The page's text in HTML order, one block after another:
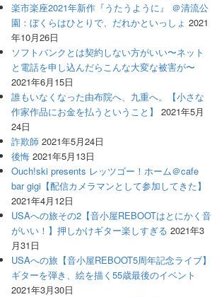
楽市楽座2021年新作『うたうように』 ＠清流公
園：ぼくらはひとりで、だれかといっしょ 2021
年10月26日
ソフトバンクとは契約しない方がいい〜ネット
と電話を申し込んだらこんな大変な被害が〜
2021年6月15日
誰もいなくなった由布院へ、九重へ。【小さな
作家作品にお金を払うということ】
2021年5月
24日
詐欺師 2021年5月24日
後悔 2021年5月13日
Ouch!ski presents レッツゴー！ホーム＠cafe
bar gigi【配信カメラマンとして参加してきた】
2021年4月12日
USAへの旅その2【音小屋REBOOTはとにかく音
がいい！】押しかけギター楽しすぎる 2021年3
月31日
USAへの旅【音小屋REBOOT5周年記念ライブ】
ギターを弾き、絵を描く55歳最後のイベント
2021年3月30日